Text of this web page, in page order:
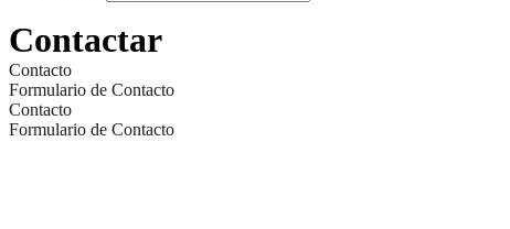
Contactar
Contacto
Formulario de Contacto
Contacto
Formulario de Contacto